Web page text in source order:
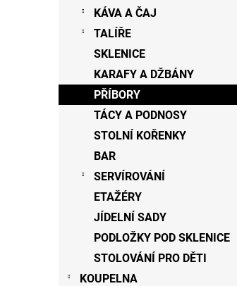
KÁVA A ČAJ
TALÍŘE
SKLENICE
KARAFY A DŽBÁNY
PŘÍBORY
TÁCY A PODNOSY
STOLNÍ KOŘENKY
BAR
SERVÍROVÁNÍ
ETAŽÉRY
JÍDELNÍ SADY
PODLOŽKY POD SKLENICE
STOLOVÁNÍ PRO DĚTI
KOUPELNA